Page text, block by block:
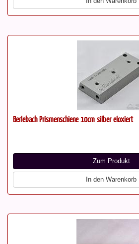
Berlebach Prismenschiene 10cm silber eloxiert
Zum Produkt
In den Warenkorb